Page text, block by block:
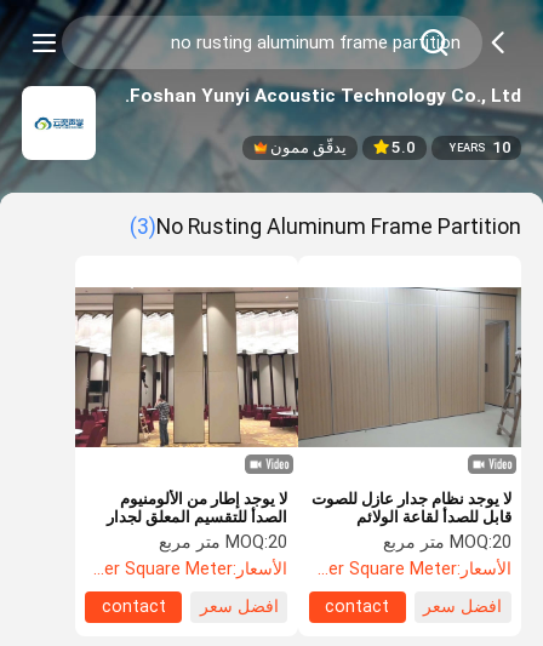
Foshan Yunyi Acoustic Technology Co., Ltd.
10
YEARS
5.0 يدقّق ممون
No Rusting Aluminum Frame Partition
(3)
لا يوجد إطار من الألومنيوم
الصدأ للتقسيم المعلق لجدار
حاجز الصوت
MOQ:20 متر مربع
الأسعار:US$132.5 Per Square Meter
افضل سعر
contact
لا يوجد نظام جدار عازل للصوت
قابل للصدأ لقاعة الولائم
MOQ:20 متر مربع
الأسعار:US$85.5 Per Square Meter
افضل سعر
contact